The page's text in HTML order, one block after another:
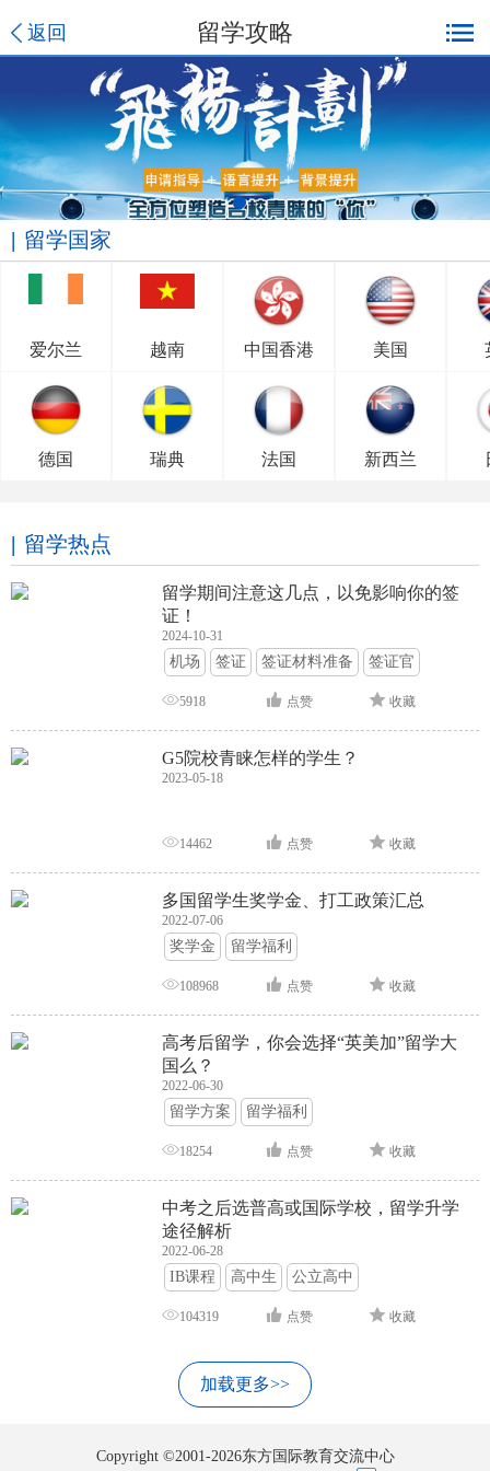
返回 留学攻略
留学国家
爱尔兰 越南 中国香港 美国
德国 瑞典 法国 新西兰
留学热点
留学期间注意这几点，以免影响你的签
证！
2024-10-31
机场 签证 签证材料准备 签证官
签证面试 签证申请攻略
5918 点赞 收藏
G5院校青睐怎样的学生？
2023-05-18
14462 点赞 收藏
多国留学生奖学金、打工政策汇总
2022-07-06
奖学金 留学福利
108968 点赞 收藏
高考后留学，你会选择“英美加”留学大
国么？
2022-06-30
留学方案 留学福利
18254 点赞 收藏
中考之后选普高或国际学校，留学升学
途径解析
2022-06-28
IB课程 高中生 公立高中
104319 点赞 收藏
加载更多>>
Copyright ©2001-2026东方国际教育交流中心